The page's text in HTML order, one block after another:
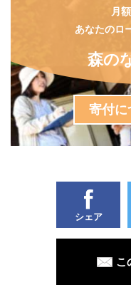
月
あなたのロ
森の
寄付に
シェア
こ